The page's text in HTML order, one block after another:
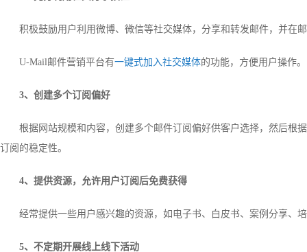
积极鼓励用户利用微博、微信等社交媒体，分享和转发邮件，并在
U-Mail邮件营销平台有一键式加入社交媒体的功能，方便用户操作。
3、创建多个订阅偏好
根据网站规模和内容，创建多个邮件订阅偏好供客户选择，然后根
订阅的稳定性。
4、提供资源，允许用户订阅后免费获得
经常提供一些用户感兴趣的资源，如电子书、白皮书、案例分享、
5、不定期开展线上线下活动